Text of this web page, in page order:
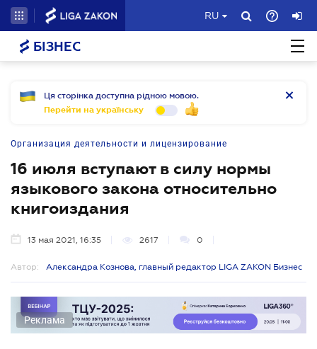
RU
БІЗНЕС
Ця сторінка доступна рідною мовою.
Перейти на українську
Организация деятельности и лицензирование
16 июля вступают в силу нормы
языкового закона относительно
книгоиздания
13 мая 2021, 16:35 2617 0
Автор: Александра Кознова, главный редактор LIGA ZAKON Бизнес
Реклама